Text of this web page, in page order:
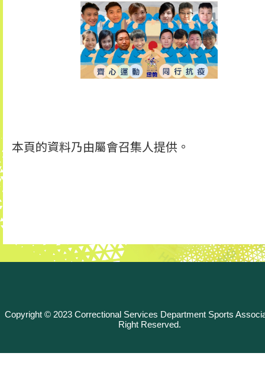
本頁的資料乃由屬會召集人提供。
Copyright © 2023 Correctional Services Department Sports
Right Reserved.